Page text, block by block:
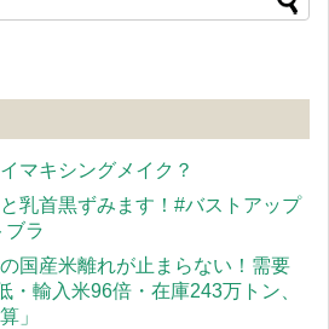
マキシングメイク？
乳首黒ずみます！#バストアップ
ブラ
国産米離れが止まらない！需要
・輸入米96倍・在庫243万トン、
」